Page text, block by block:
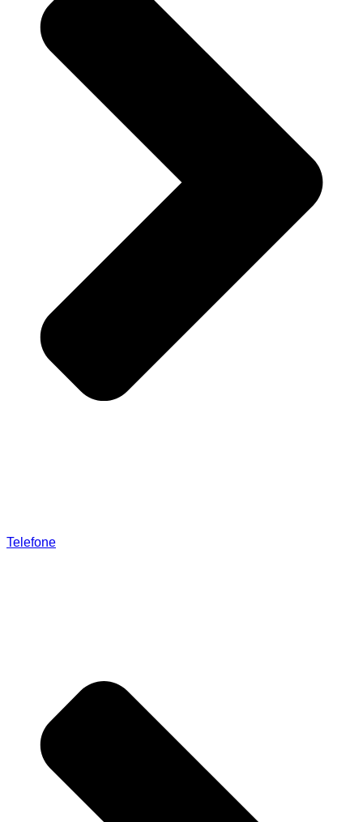
Telefone